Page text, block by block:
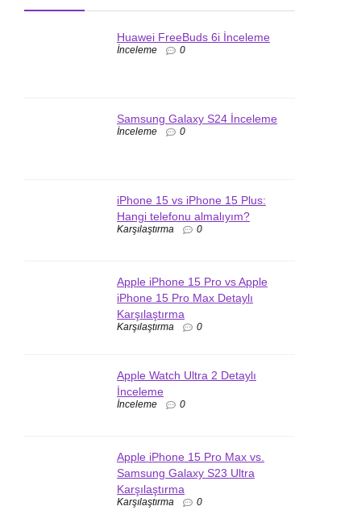
Huawei FreeBuds 6i İnceleme
İnceleme 0
Samsung Galaxy S24 İnceleme
İnceleme 0
iPhone 15 vs iPhone 15 Plus:
Hangi telefonu almalıyım?
Karşılaştırma 0
Apple iPhone 15 Pro vs Apple
iPhone 15 Pro Max Detaylı
Karşılaştırma
Karşılaştırma 0
Apple Watch Ultra 2 Detaylı
İnceleme
İnceleme 0
Apple iPhone 15 Pro Max vs.
Samsung Galaxy S23 Ultra
Karşılaştırma
Karşılaştırma 0